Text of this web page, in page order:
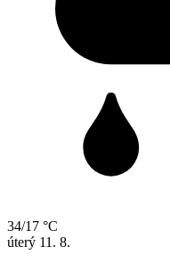
34/17 °C
úterý 11. 8.